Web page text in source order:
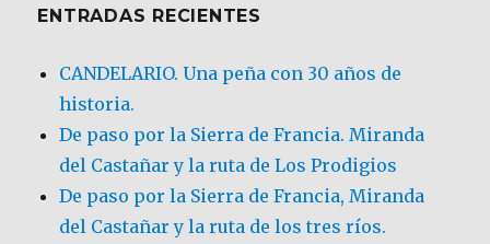
ENTRADAS RECIENTES
CANDELARIO. Una peña con 30 años de
historia.
De paso por la Sierra de Francia. Miranda
del Castañar y la ruta de Los Prodigios
De paso por la Sierra de Francia, Miranda
del Castañar y la ruta de los tres ríos.